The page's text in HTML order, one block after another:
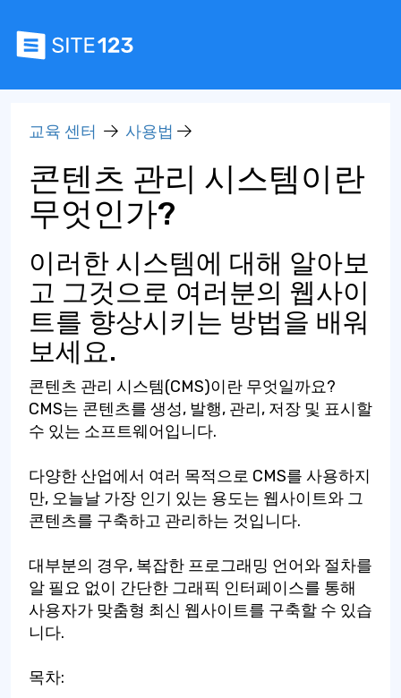
교육 센터 사용법
콘텐츠 관리 시스템이란
무엇인가?
이러한 시스템에 대해 알아보
고 그것으로 여러분의 웹사이
트를 향상시키는 방법을 배워
보세요.
콘텐츠 관리 시스템(CMS)이란 무엇일까요?
CMS는 콘텐츠를 생성, 발행, 관리, 저장 및 표시할
수 있는 소프트웨어입니다.
다양한 산업에서 여러 목적으로 CMS를 사용하지
만, 오늘날 가장 인기 있는 용도는 웹사이트와 그
콘텐츠를 구축하고 관리하는 것입니다.
대부분의 경우, 복잡한 프로그래밍 언어와 절차를
알 필요 없이 간단한 그래픽 인터페이스를 통해
사용자가 맞춤형 최신 웹사이트를 구축할 수 있습
니다.
목차: